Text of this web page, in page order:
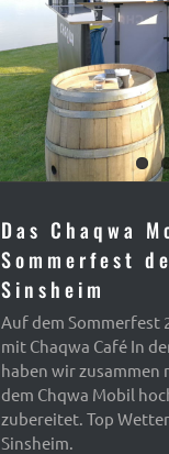
Das Chaqwa
Sommerfest
Sinsheim
Auf dem Sommerfest
mit Chaqwa Café In
haben wir zusammen
dem Chqwa Mobil
zubereitet. Top
Sinsheim.